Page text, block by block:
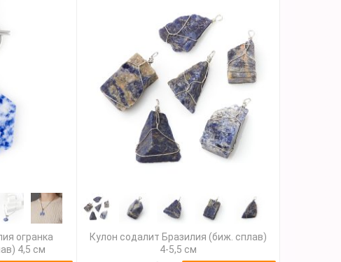
огранка
4,5 см
Кулон содалит Бразилия (биж. сплав)
4-5,5 см